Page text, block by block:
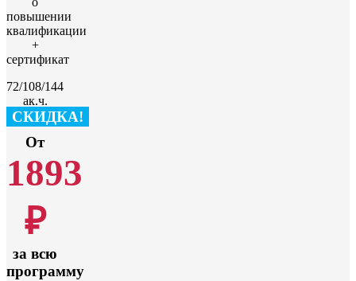
повышении
квалификации
+
сертификат
72/108/144
ак.ч.
СКИДКА!
От
1893
₽
за всю
программу